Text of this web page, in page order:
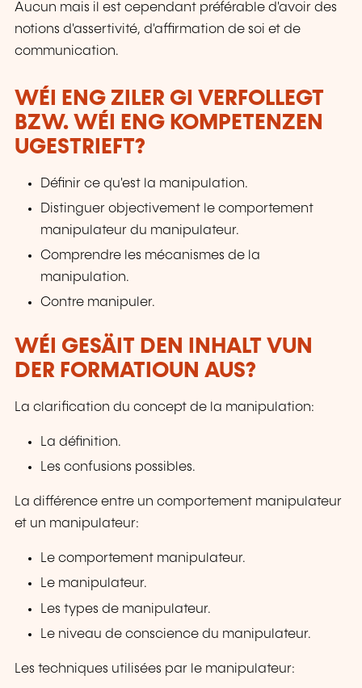
Aucun mais il est cependant préférable d'avoir des
notions d'assertivité, d'affirmation de soi et de
communication.
WÉI ENG ZILER GI VERFOLLEGT
BZW. WÉI ENG KOMPETENZEN
UGESTRIEFT?
Définir ce qu'est la manipulation.
Distinguer objectivement le comportement
manipulateur du manipulateur.
Comprendre les mécanismes de la
manipulation.
Contre manipuler.
WÉI GESÄIT DEN INHALT VUN
DER FORMATIOUN AUS?
La clarification du concept de la manipulation:
La définition.
Les confusions possibles.
La différence entre un comportement manipulateur
et un manipulateur:
Le comportement manipulateur.
Le manipulateur.
Les types de manipulateur.
Le niveau de conscience du manipulateur.
Les techniques utilisées par le manipulateur: